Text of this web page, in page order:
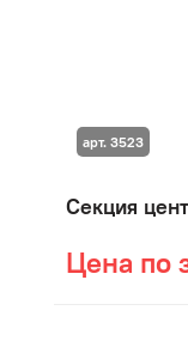
Секция
Цена по
арт. 3523